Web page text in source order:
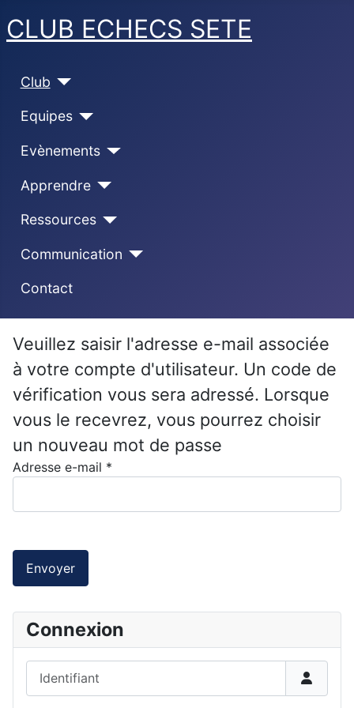
CLUB ECHECS SETE
Club
Equipes
Evènements
Apprendre
Ressources
Communication
Contact
Veuillez saisir l'adresse e-mail associée
à votre compte d'utilisateur. Un code de
vérification vous sera adressé. Lorsque
vous le recevrez, vous pourrez choisir
un nouveau mot de passe
Adresse e-mail *
Envoyer
Connexion